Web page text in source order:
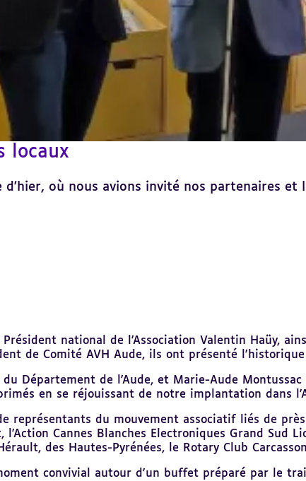
locaux
d'hier, où nous avions invité nos partenaires
Président national de l'Association Valentin Haüy,
de Comité AVH Aude, ils ont présenté
du Département de l'Aude, et Marie-Aude
en se réjouissant de notre implantation dans
représentants du mouvement associatif liés de
, l'Action Cannes Blanches Electroniques Grand Sud
des Hautes-Pyrénées, le Rotary Club
convivial autour d'un buffet préparé par le